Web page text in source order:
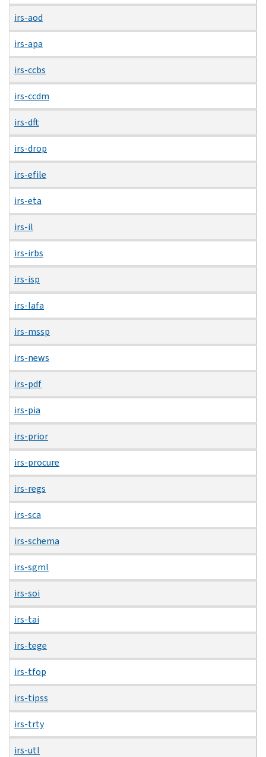
irs-aod
irs-apa
irs-ccbs
irs-ccdm
irs-dft
irs-drop
irs-efile
irs-eta
irs-il
irs-irbs
irs-isp
irs-lafa
irs-mssp
irs-news
irs-pdf
irs-pia
irs-prior
irs-procure
irs-regs
irs-sca
irs-schema
irs-sgml
irs-soi
irs-tai
irs-tege
irs-tfop
irs-tipss
irs-trty
irs-utl